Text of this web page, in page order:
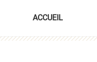
ACCUEIL